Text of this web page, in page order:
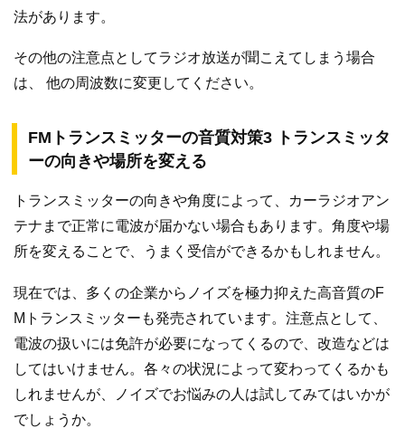
法があります。
その他の注意点としてラジオ放送が聞こえてしまう場合
は、 他の周波数に変更してください。
FMトランスミッターの音質対策3 トランスミッタ
ーの向きや場所を変える
トランスミッターの向きや角度によって、カーラジオアン
テナまで正常に電波が届かない場合もあります。角度や場
所を変えることで、うまく受信ができるかもしれません。
現在では、多くの企業からノイズを極力抑えた高音質のF
Mトランスミッターも発売されています。注意点として、
電波の扱いには免許が必要になってくるので、改造などは
してはいけません。各々の状況によって変わってくるかも
しれませんが、ノイズでお悩みの人は試してみてはいかが
でしょうか。